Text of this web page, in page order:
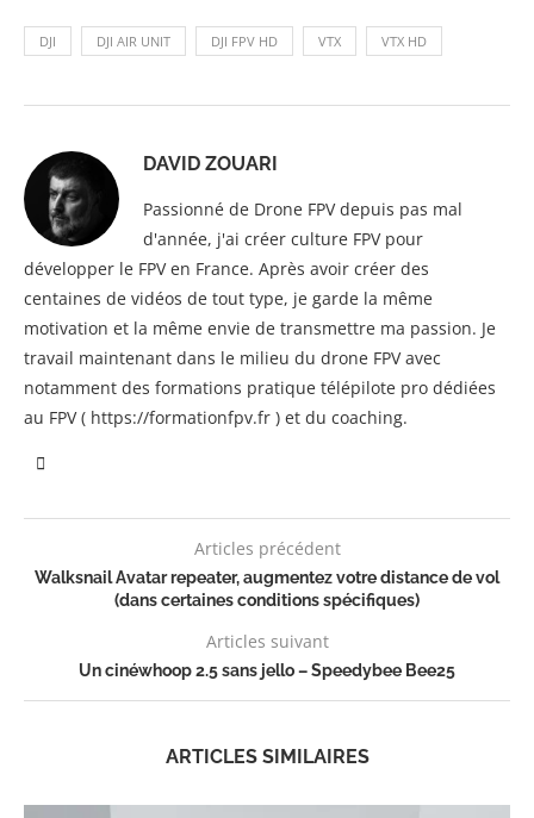
DJI DJI AIR UNIT DJI FPV HD VTX VTX HD
DAVID ZOUARI
Passionné de Drone FPV depuis pas mal
d'année, j'ai créer culture FPV pour
développer le FPV en France. Après avoir créer des
centaines de vidéos de tout type, je garde la même
motivation et la même envie de transmettre ma passion. Je
travail maintenant dans le milieu du drone FPV avec
notamment des formations pratique télépilote pro dédiées
au FPV ( https://formationfpv.fr ) et du coaching.
Articles précédent
Walksnail Avatar repeater, augmentez votre distance de vol
(dans certaines conditions spécifiques)
Articles suivant
Un cinéwhoop 2.5 sans jello – Speedybee Bee25
ARTICLES SIMILAIRES